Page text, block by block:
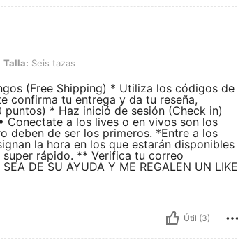
Talla: Seis tazas
(Free Shipping) * Utiliza los códigos de
confirma tu entrega y da tu reseña,
* Haz inició de sesión (Check in)
Conectate a los lives o en vivos son los
deben de ser los primeros. *Entre a los
la hora en los que estarán disponibles
rápido. ** Verifica tu correo
DE SU AYUDA Y ME REGALEN UN LIKE
Útil (3)